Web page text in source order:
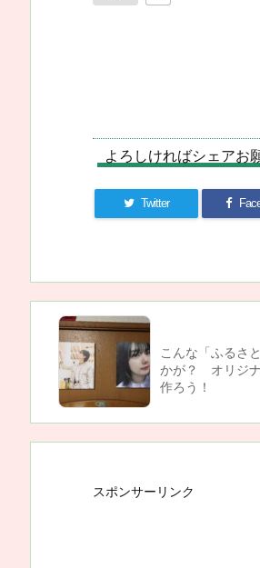
よろしければシェアお
Twitter
こんな「ふるさ
かが？ オリジ
作ろう！
スポンサーリンク